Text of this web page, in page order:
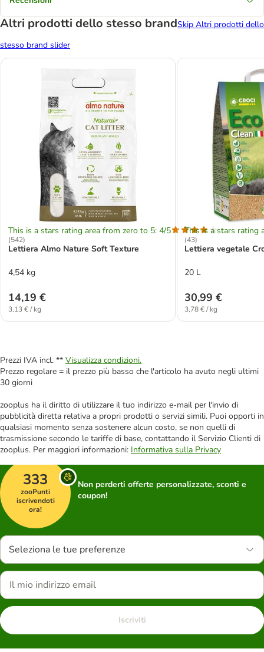
Altri prodotti dello stesso brandSkip Altri prodotti dello
stesso brand slider
This is a stars rating area from zero to 5: 4/5
(542)
Lettiera Almo Nature Soft Texture
4,54 kg
14,19 €
3,13 € / kg
This is a stars rating
(43)
Lettiera vegetale
20 L
30,99 €
3,78 € / kg
Prezzi IVA incl. ** Visualizza condizioni.
Prezzo regolare = il prezzo più basso che l'articolo ha avuto negli ultimi
30 giorni
zooplus ha il diritto di utilizzare il tuo indirizzo e-mail per l'invio di
pubblicità diretta relativa a propri prodotti o servizi simili. Puoi opporti in
qualsiasi momento senza sostenere alcun costo, se non quelli di
trasmissione secondo le tariffe di base, contattando il Servizio Clienti di
zooplus. Per maggiori informazioni: Informativa sulla Privacy
333
zooPunti
iscrivendoti
ora!
Non perderti offerte personalizzate, sconti e
coupon!
Seleziona le tue preferenze
Iscriviti